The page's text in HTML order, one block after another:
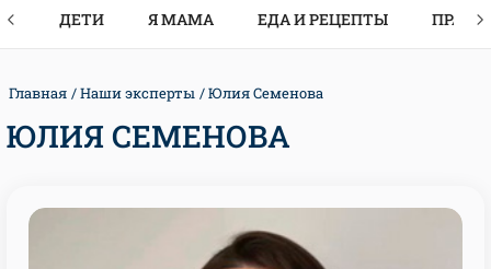
ДЕТИ Я МАМА ЕДА И РЕЦЕПТЫ
Главная Наши эксперты Юлия Семенова
ЮЛИЯ СЕМЕНОВА